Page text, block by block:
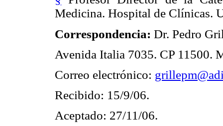
Medicina. Hospital de Clínicas.
Correspondencia: Dr. Pedro
Avenida Italia 7035. CP 11500.
Correo electrónico:
Recibido: 15/9/06.
Aceptado: 27/11/06.